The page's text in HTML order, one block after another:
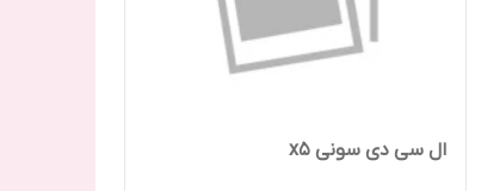
ال سی دی سونی x5